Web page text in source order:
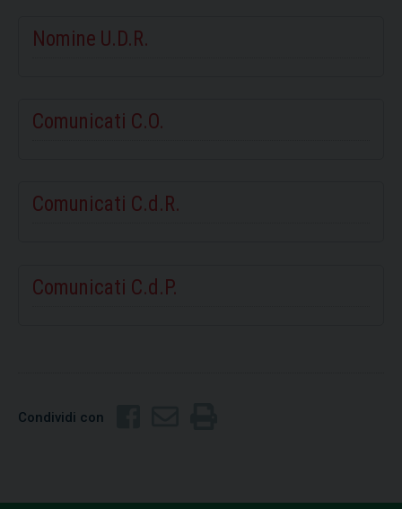
Nomine U.D.R.
Comunicati C.O.
Comunicati C.d.R.
Comunicati C.d.P.
Condividi con